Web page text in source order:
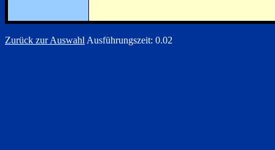
Zurück zur Auswahl Ausführungszeit: 0.02